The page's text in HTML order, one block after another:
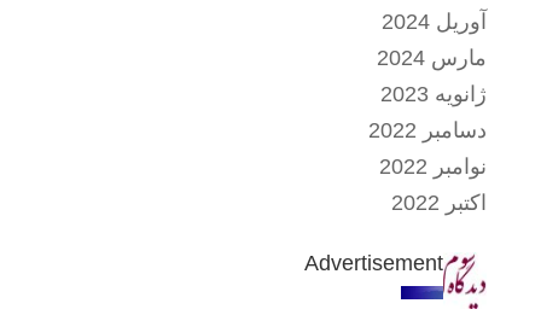
آوریل 2024
مارس 2024
ژانویه 2023
دسامبر 2022
نوامبر 2022
اکتبر 2022
Advertisement